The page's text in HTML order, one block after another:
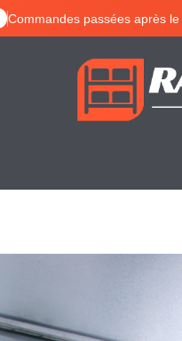
Commandes passées après le